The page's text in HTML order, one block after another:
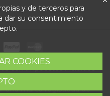
y de terceros para
dar su consentimiento
COOKIES
con impuestos incluidos
Una marca registrada de